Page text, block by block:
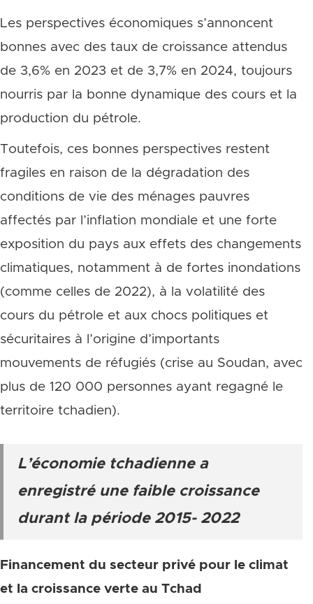
Les perspectives économiques s’annoncent
bonnes avec des taux de croissance attendus
de 3,6% en 2023 et de 3,7% en 2024, toujours
nourris par la bonne dynamique des cours et la
production du pétrole.
Toutefois, ces bonnes perspectives restent
fragiles en raison de la dégradation des
conditions de vie des ménages pauvres
affectés par l’inflation mondiale et une forte
exposition du pays aux effets des changements
climatiques, notamment à de fortes inondations
(comme celles de 2022), à la volatilité des
cours du pétrole et aux chocs politiques et
sécuritaires à l’origine d’importants
mouvements de réfugiés (crise au Soudan, avec
plus de 120 000 personnes ayant regagné le
territoire tchadien).
L’économie tchadienne a
enregistré une faible croissance
durant la période 2015- 2022
Financement du secteur privé pour le climat
et la croissance verte au Tchad